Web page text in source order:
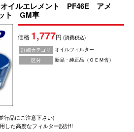
イルエレメント PF46E アメ
ト GM車
価格 1,777円(消費税込)
詳細カテゴリ
オイルフィルター
区分
新品・純正品（ＯＥＭ含）
行品にご注意下さい)
した高度なフィルター設計!!